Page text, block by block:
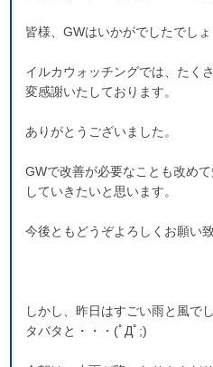
皆様、GWはいかがでしたでしょ
イルカウォッチングでは、たく
変感謝いたしております。
ありがとうございました。
GWで改善が必要なことも改め
していきたいと思います。
今後ともどうぞよろしくお願い致
しかし、昨日はすごい雨と風
タバタと・・・(ﾟДﾟ;)